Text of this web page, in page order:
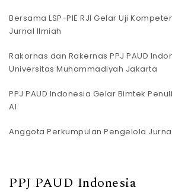
Bersama LSP-PIE RJI Gelar Uji
Jurnal Ilmiah
Rakornas dan Rakernas PPJ PAUD
Universitas Muhammadiyah Jakarta
PPJ PAUD Indonesia Gelar Bimtek
AI
Anggota Perkumpulan Pengelola
PPJ PAUD Indonesia